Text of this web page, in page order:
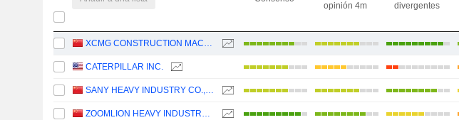
opinión 4m
divergentes
XCMG CONSTRUCTION MACHINERY CO., LTD.
CATERPILLAR INC.
SANY HEAVY INDUSTRY CO.,LTD
ZOOMLION HEAVY INDUSTRY SCIENCE AND TECHNOLOGY CO., LTD.